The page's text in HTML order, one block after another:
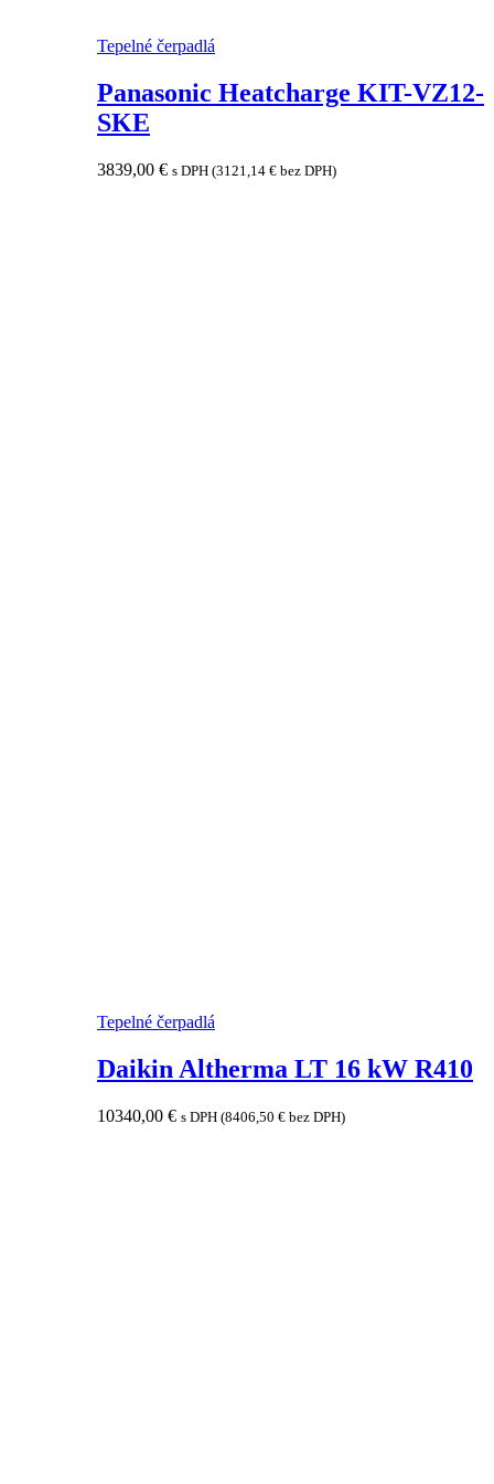
Tepelné čerpadlá
Panasonic Heatcharge KIT-VZ12-
SKE
3839,00 € s DPH (3121,14 € bez DPH)
Tepelné čerpadlá
Daikin Altherma LT 16 kW R410
10340,00 € s DPH (8406,50 € bez DPH)